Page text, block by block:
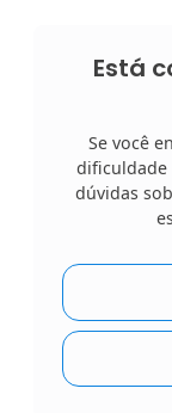
Está
Se você
dificuldade
dúvidas